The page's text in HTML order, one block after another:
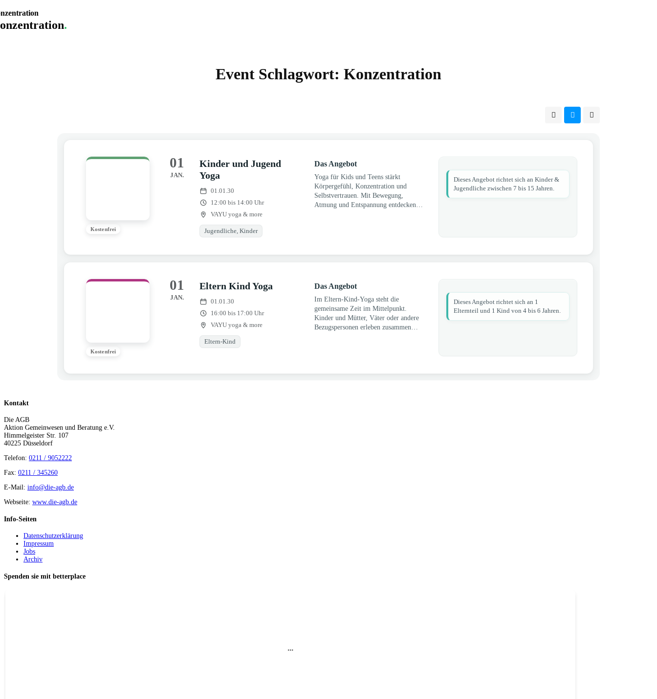
.
Event Schlagwort: Konzentration
Kostenfrei
01
JAN.
Kinder und Jugend
Yoga
01.01.30
12:00 bis 14:00 Uhr
VAYU yoga & more
Jugendliche, Kinder
Das Angebot
Yoga für Kids und Teens stärkt
Körpergefühl, Konzentration und
Selbstvertrauen. Mit Bewegung,
Atmung und Entspannung entdecken
Dieses Angebot richtet sich an Kinder &
Jugendliche zwischen 7 bis 15 Jahren.
Kostenfrei
01
JAN.
Eltern Kind Yoga
01.01.30
16:00 bis 17:00 Uhr
VAYU yoga & more
Eltern-Kind
Das Angebot
Im Eltern-Kind-Yoga steht die
gemeinsame Zeit im Mittelpunkt.
Kinder und Mütter, Väter oder andere
Bezugspersonen erleben zusammen
Dieses Angebot richtet sich an 1
Elternteil und 1 Kind von 4 bis 6 Jahren.
Kontakt
Die AGB
Aktion Gemeinwesen und Beratung e.V.
Himmelgeister Str. 107
40225 Düsseldorf
Telefon: 0211 / 9052222
Fax: 0211 / 345260
E-Mail: info@die-agb.de
Webseite: www.die-agb.de
Info-Seiten
Datenschutzerklärung
Impressum
Jobs
Archiv
Spenden sie mit betterplace